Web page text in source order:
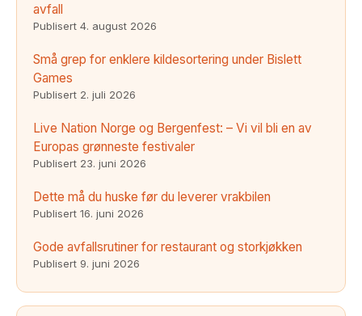
avfall
Publisert 4. august 2026
Små grep for enklere kildesortering under Bislett
Games
Publisert 2. juli 2026
Live Nation Norge og Bergenfest: – Vi vil bli en av
Europas grønneste festivaler
Publisert 23. juni 2026
Dette må du huske før du leverer vrakbilen
Publisert 16. juni 2026
Gode avfallsrutiner for restaurant og storkjøkken
Publisert 9. juni 2026